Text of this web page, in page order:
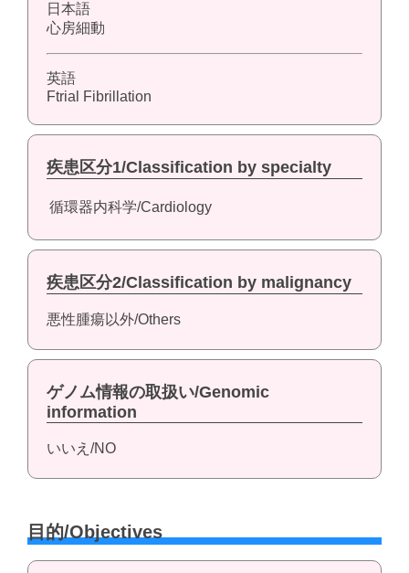
日本語
心房細動
英語
Ftrial Fibrillation
疾患区分1/Classification by specialty
循環器内科学/Cardiology
疾患区分2/Classification by malignancy
悪性腫瘍以外/Others
ゲノム情報の取扱い/Genomic
information
いいえ/NO
目的/Objectives